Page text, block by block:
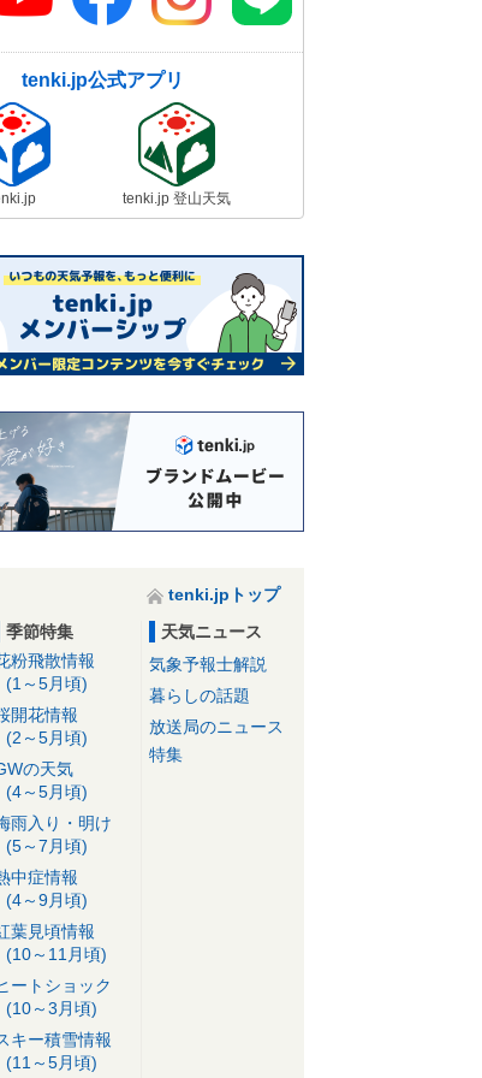
tenki.jp公式アプリ
tenki.jp 登山天気
tenki.jpトップ
季節特集
粉飛散情報
(1～5月頃)
開花情報
(2～5月頃)
の天気
(4～5月頃)
雨入り・明け
(5～7月頃)
中症情報
(4～9月頃)
葉見頃情報
(10～11月頃)
ートショック
(10～3月頃)
キー積雪情報
(11～5月頃)
天気ニュース
気象予報士解説
暮らしの話題
放送局のニュース
特集